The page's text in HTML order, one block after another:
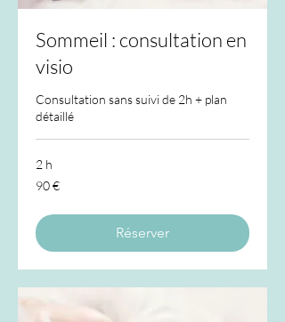
Sommeil : consultation en
visio
Consultation sans suivi de 2h + plan
détaillé
2 h
90
euros
90 €
Réserver